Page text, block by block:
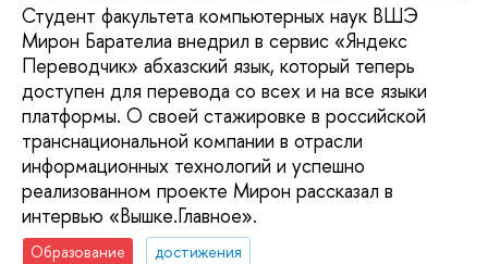
Студент факультета компьютерных наук ВШЭ
Мирон Барателиа внедрил в сервис «Яндекс
Переводчик» абхазский язык, который теперь
доступен для перевода со всех и на все языки
платформы. О своей стажировке в российской
транснациональной компании в отрасли
информационных технологий и успешно
реализованном проекте Мирон рассказал в
интервью «Вышке.Главное».
Образование
достижения